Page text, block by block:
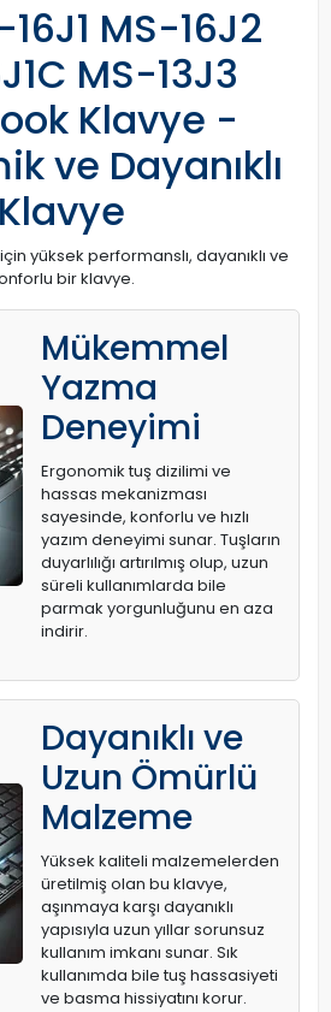
MS-16J2
MS-13J3
Klavye -
ve Dayanıklı
Klavye
yüksek performanslı, dayanıklı ve
bir klavye.
Mükemmel
Yazma
Deneyimi
Ergonomik tuş dizilimi ve
hassas mekanizması
sayesinde, konforlu ve hızlı
yazım deneyimi sunar. Tuşların
duyarlılığı artırılmış olup, uzun
süreli kullanımlarda bile
parmak yorgunluğunu en aza
indirir.
Dayanıklı ve
Uzun Ömürlü
Malzeme
Yüksek kaliteli malzemelerden
üretilmiş olan bu klavye,
aşınmaya karşı dayanıklı
yapısıyla uzun yıllar sorunsuz
kullanım imkanı sunar. Sık
kullanımda bile tuş hassasiyeti
ve basma hissiyatını korur.